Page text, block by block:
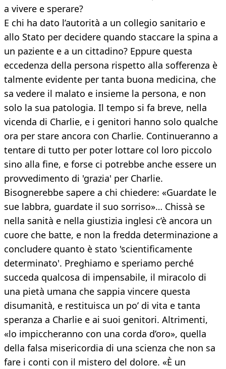
a vivere e sperare?
E chi ha dato l’autorità a un collegio sanitario e
allo Stato per decidere quando staccare la spina a
un paziente e a un cittadino? Eppure questa
eccedenza della persona rispetto alla sofferenza è
talmente evidente per tanta buona medicina, che
sa vedere il malato e insieme la persona, e non
solo la sua patologia. Il tempo si fa breve, nella
vicenda di Charlie, e i genitori hanno solo qualche
ora per stare ancora con Charlie. Continueranno a
tentare di tutto per poter lottare col loro piccolo
sino alla fine, e forse ci potrebbe anche essere un
provvedimento di 'grazia' per Charlie.
Bisognerebbe sapere a chi chiedere: «Guardate le
sue labbra, guardate il suo sorriso»… Chissà se
nella sanità e nella giustizia inglesi c’è ancora un
cuore che batte, e non la fredda determinazione a
concludere quanto è stato 'scientificamente
determinato'. Preghiamo e speriamo perché
succeda qualcosa di impensabile, il miracolo di
una pietà umana che sappia vincere questa
disumanità, e restituisca un po’ di vita e tanta
speranza a Charlie e ai suoi genitori. Altrimenti,
«lo impiccheranno con una corda d’oro», quella
della falsa misericordia di una scienza che non sa
fare i conti con il mistero del dolore. «È un